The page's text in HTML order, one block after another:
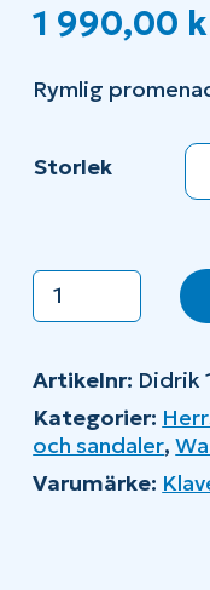
1 990,00
Rymlig
Storlek
Klaveness
Didrik
mängd
Artikelnr: Didrik
Kategorier:
och sandaler,
Varumärke: